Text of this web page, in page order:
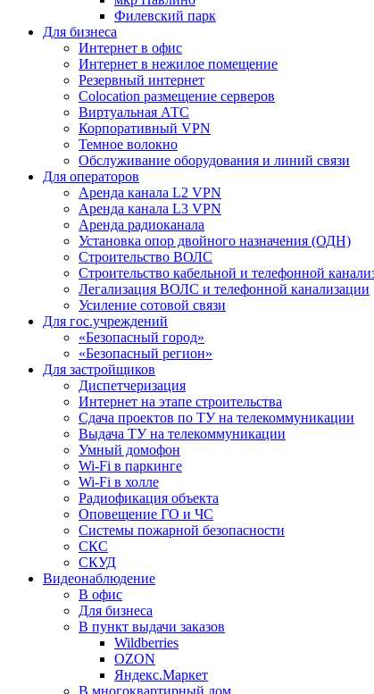
Филевский парк
Для бизнеса
Интернет в офис
Интернет в нежилое помещение
Резервный интернет
Colocation размещение серверов
Виртуальная АТС
Корпоративный VPN
Темное волокно
Обслуживание оборудования и линий связи
Для операторов
Аренда канала L2 VPN
Аренда канала L3 VPN
Аренда радиоканала
Установка опор двойного назначения (ОДН)
Строительство ВОЛС
Строительство кабельной и телефонной
Легализация ВОЛС и телефонной канализации
Усиление сотовой связи
Для гос.учреждений
«Безопасный город»
«Безопасный регион»
Для застройщиков
Диспетчеризация
Интернет на этапе строительства
Сдача проектов по ТУ на телекоммуникации
Выдача ТУ на телекоммуникации
Умный домофон
Wi-Fi в паркинге
Wi-Fi в холле
Радиофикация объекта
Оповещение ГО и ЧС
Системы пожарной безопасности
СКС
СКУД
Видеонаблюдение
В офис
Для бизнеса
В пункт выдачи заказов
Wildberries
OZON
Яндекс.Маркет